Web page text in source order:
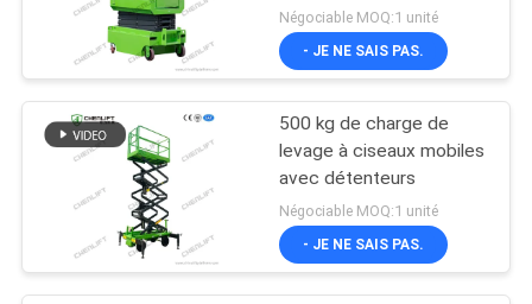
entrepôt
Négociable MOQ:1 unité
- JE NE SAIS PAS.
500 kg de charge de
levage à ciseaux mobiles
avec détenteurs
Négociable MOQ:1 unité
- JE NE SAIS PAS.